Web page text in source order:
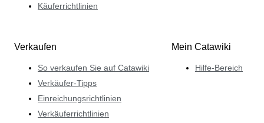
Käuferrichtlinien
Verkaufen
So verkaufen Sie auf Catawiki
Verkäufer-Tipps
Einreichungsrichtlinien
Verkäuferrichtlinien
Mein Catawiki
Hilfe-Bereich